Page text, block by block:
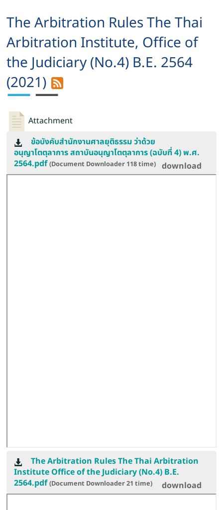
The Arbitration Rules The Thai
Arbitration Institute, Office of
the Judiciary (No.4) B.E. 2564
(2021)
Attachment
ข้อบังคับสำนักงานศาลยุติธรรม ว่าด้วย
อนุญาโตตุลาการ สถาบันอนุญาโตตุลาการ (ฉบับที่ 4) พ.ศ.
2564.pdf(Document Downloader 118time)
The Arbitration Rules The Thai Arbitration
Institute Office of the Judiciary (No.4) B.E.
2564.pdf(Document Downloader21 time)